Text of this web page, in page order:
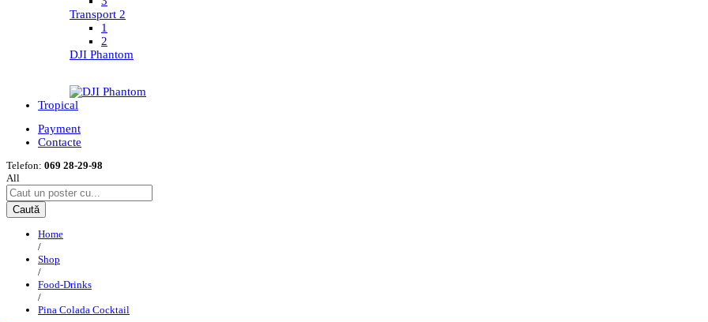
Transport 2
1
2
DJI Phantom
Tropical
Payment
Contacte
Telefon: 069 28-29-98
All
Caută
Home
/
Shop
/
Food-Drinks
/
Pina Colada Cocktail